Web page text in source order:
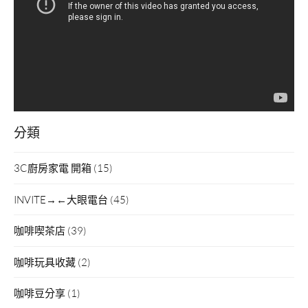
分類
3C廚房家電 開箱 (15)
INVITE→←大眼電台 (45)
咖啡喫茶店 (39)
咖啡玩具收藏 (2)
咖啡豆分享 (1)